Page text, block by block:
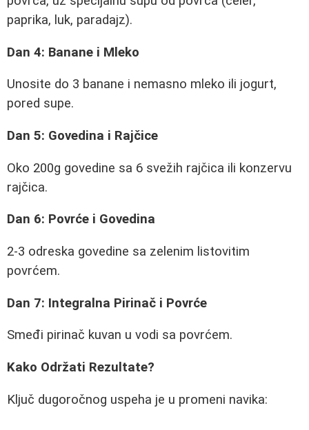
paprika, luk, paradajz).
Dan 4: Banane i Mleko
Unosite do 3 banane i nemasno mleko ili jogurt,
pored supe.
Dan 5: Govedina i Rajčice
Oko 200g govedine sa 6 svežih rajčica ili konzervu
rajčica.
Dan 6: Povrće i Govedina
2-3 odreska govedine sa zelenim listovitim
povrćem.
Dan 7: Integralna Pirinač i Povrće
Smeđi pirinač kuvan u vodi sa povrćem.
Kako Održati Rezultate?
Ključ dugoročnog uspeha je u promeni navika: